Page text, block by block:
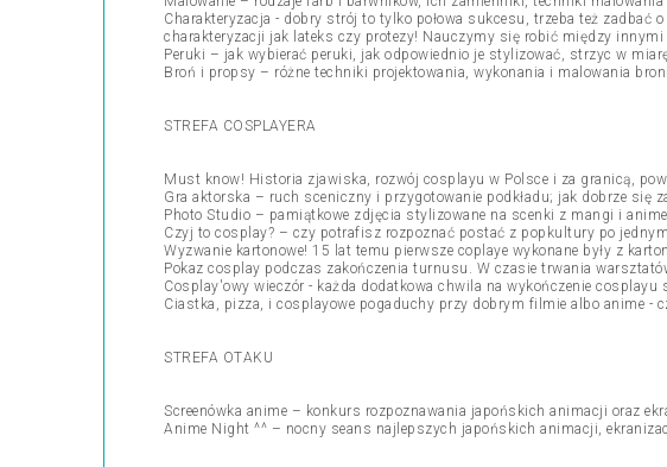
Charakteryzacja - dobry strój to tylko połowa sukcesu, trzeba też
charakteryzacji jak lateks czy protezy! Nauczymy się robić między innymi
Peruki – jak wybierać peruki, jak odpowiednio je stylizować, strzyc w
Broń i propsy – różne techniki projektowania, wykonania i malowania
STREFA COSPLAYERA
Must know! Historia zjawiska, rozwój cosplayu w Polsce i za granicą,
Gra aktorska – ruch sceniczny i przygotowanie podkładu; jak dobrze się
Photo Studio – pamiątkowe zdjęcia stylizowane na scenki z mangi i
Czyj to cosplay? – czy potrafisz rozpoznać postać z popkultury po
Wyzwanie kartonowe! 15 lat temu pierwsze coplaye wykonane były z
Pokaz cosplay podczas zakończenia turnusu. W czasie trwania
Cosplay'owy wieczór - każda dodatkowa chwila na wykończenie
Ciastka, pizza, i cosplayowe pogaduchy przy dobrym filmie albo anime -
STREFA OTAKU
Screenówka anime – konkurs rozpoznawania japońskich animacji oraz
Anime Night ^^ – nocny seans najlepszych japońskich animacji,